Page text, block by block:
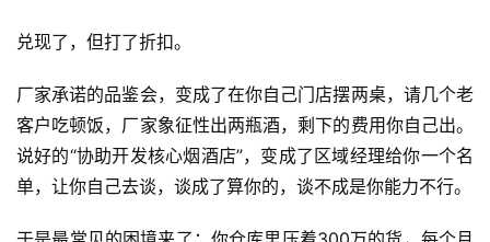
兑现了，但打了折扣。
厂家承诺的品鉴会，变成了在你自己门店摆两桌，请几个老
客户吃顿饭，厂家象征性出两瓶酒，剩下的费用你自己出。
说好的“协助开发核心烟酒店”，变成了区域经理给你一个名
单，让你自己去谈，谈成了算你的，谈不成是你能力不行。